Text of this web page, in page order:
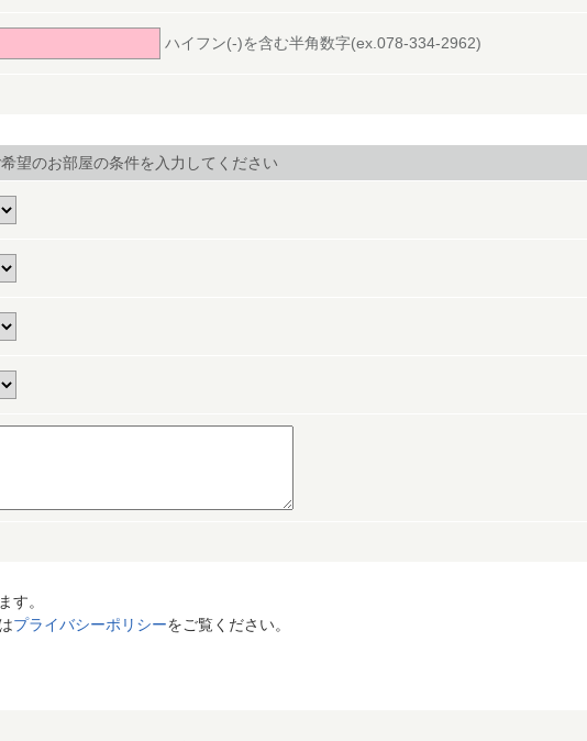
ハイフン(-)を含む半角数字(ex.078-334-2962)
望のお部屋の条件を入力してください
す。
プライバシーポリシーをご覧ください。